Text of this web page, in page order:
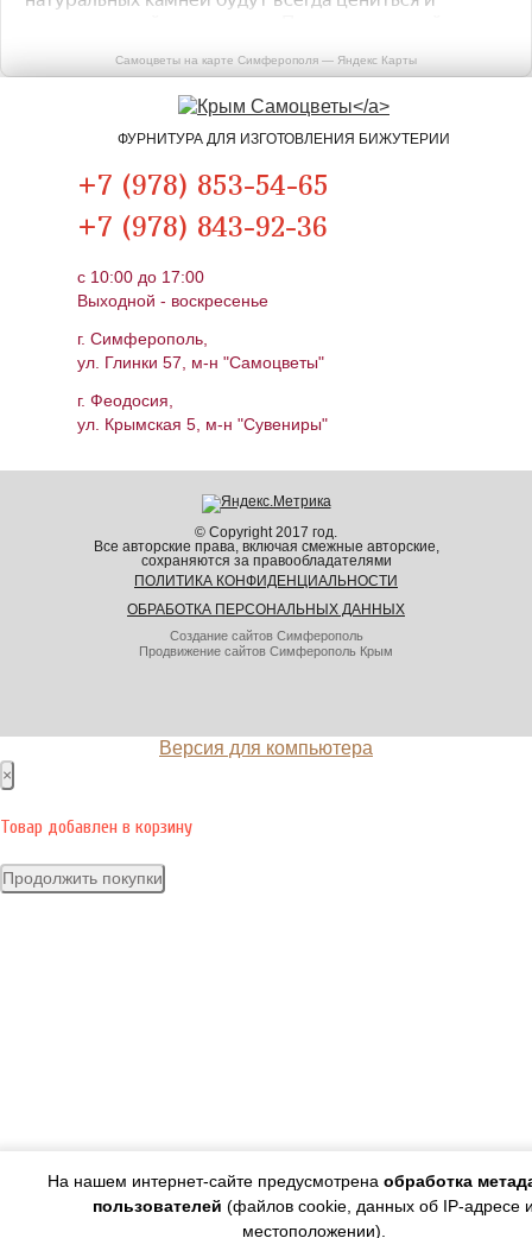
На нашем интернет-сайте предусмотрена обработка
пользователей (файлов cookie, данных об IP-адресе
местоположении).
Самоцветы на карте Симферополя — Яндекс Карты
ФУРНИТУРА ДЛЯ ИЗГОТОВЛЕНИЯ БИЖУТЕРИИ
+7 (978) 853-54-65
+7 (978) 843-92-36
c 10:00 до 17:00
Выходной - воскресенье
г. Симферополь,
ул. Глинки 57, м-н "Самоцветы"
г. Феодосия,
ул. Крымская 5, м-н "Сувениры"
© Copyright 2017 год.
Все авторские права, включая смежные авторские,
сохраняются за правообладателями
ПОЛИТИКА КОНФИДЕНЦИАЛЬНОСТИ
ОБРАБОТКА ПЕРСОНАЛЬНЫХ ДАННЫХ
Создание сайтов Симферополь
Продвижение сайтов Симферополь Крым
Версия для компьютера
×
Товар добавлен в корзину
Продолжить покупки